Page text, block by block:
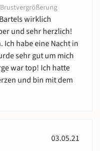
wirklich
und sehr herzlich!
Ich habe eine Nacht in
sehr gut um mich
war top! Ich hatte
und bin mit dem
03.05.21